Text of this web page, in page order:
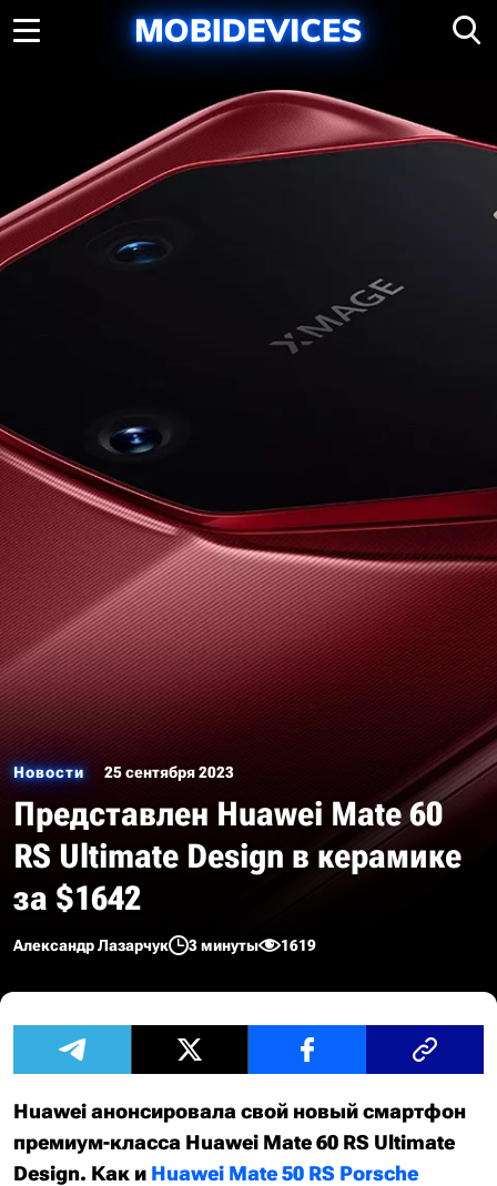
Новости 25 сентября 2023
Представлен Huawei Mate 60
RS Ultimate Design в керамике
за $1642
Александр Лазарчук 3 минуты 1619
Huawei анонсировала свой новый смартфон
премиум-класса Huawei Mate 60 RS Ultimate
Design. Как и Huawei Mate 50 RS Porsche